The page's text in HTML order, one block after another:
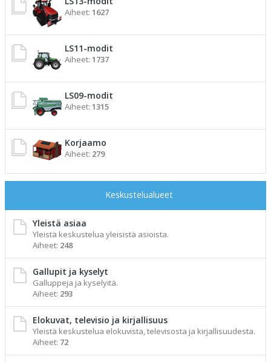
Aiheet: 1627
LS11-modit
Aiheet: 1737
LS09-modit
Aiheet: 1315
Korjaamo
Aiheet: 279
Keskustelualueet
Yleistä asiaa
Yleistä keskustelua yleisistä asioista.
Aiheet: 248
Gallupit ja kyselyt
Galluppeja ja kyselyitä.
Aiheet: 293
Elokuvat, televisio ja kirjallisuus
Yleistä keskustelua elokuvista, televisosta ja kirjallisuudesta.
Aiheet: 72